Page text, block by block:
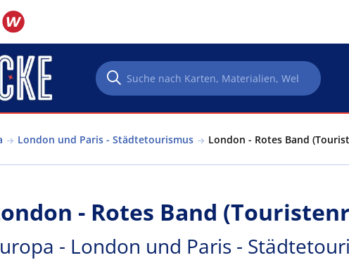
London und Paris - Städtetourismus London - Rotes Band
- Rotes Band
- London und Paris -